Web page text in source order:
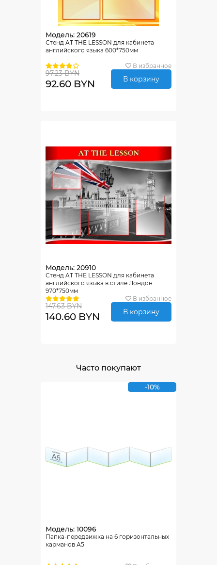
Модель: 20619
Стенд AT THE LESSON для кабинета
английского языка 600*750мм
В избранное
97.23 BYN
92.60 BYN В корзину
Модель: 20910
Стенд AT THE LESSON для кабинета
английского языка в стиле Лондон
970*750мм
В избранное
147.63 BYN
140.60 BYN В корзину
Часто покупают
-10%
Модель: 10096
Папка-передвижка на 6 горизонтальных
карманов А5